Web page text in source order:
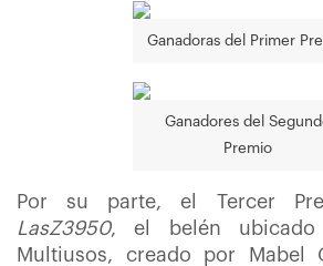
Ganadoras del Primer
Ganadores del
Premio
Por su parte, el Tercer
LasZ3950, el belén
Multiusos, creado por Mabel